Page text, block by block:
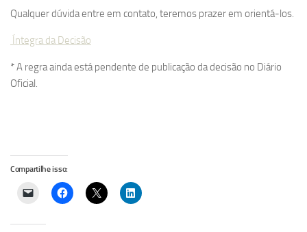
Qualquer dúvida entre em contato, teremos prazer em orientá-los.
Íntegra da Decisão
* A regra ainda está pendente de publicação da decisão no Diário
Oficial.
Compartilhe isso: